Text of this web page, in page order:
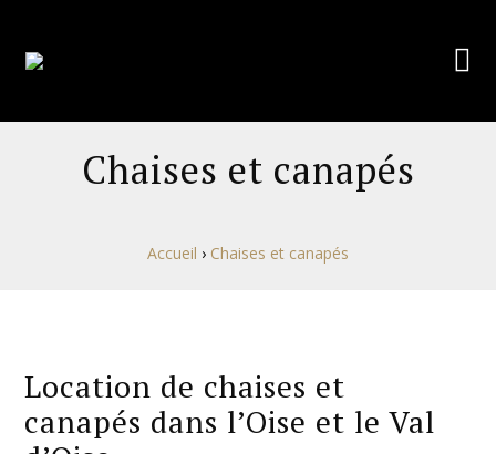
Chaises et canapés
Accueil › Chaises et canapés
Location de chaises et
canapés dans l’Oise et le Val